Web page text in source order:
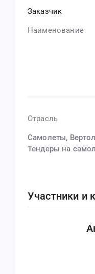
Заказчик
Наименование
Отрасль
Самолеты,
Тендеры на
Участники и